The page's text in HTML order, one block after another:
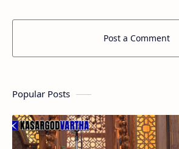
Post a Comment
Popular Posts